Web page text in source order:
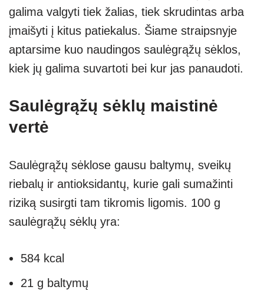
galima valgyti tiek žalias, tiek skrudintas arba
įmaišyti į kitus patiekalus. Šiame straipsnyje
aptarsime kuo naudingos saulėgrąžų sėklos,
kiek jų galima suvartoti bei kur jas panaudoti.
Saulėgrąžų sėklų maistinė
vertė
Saulėgrąžų sėklose gausu baltymų, sveikų
riebalų ir antioksidantų, kurie gali sumažinti
riziką susirgti tam tikromis ligomis. 100 g
saulėgrąžų sėklų yra:
584 kcal
21 g baltymų